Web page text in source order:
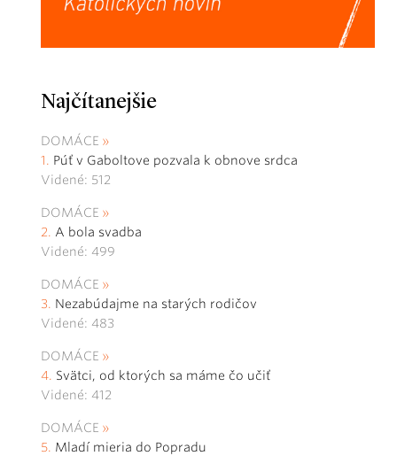
Najčítanejšie
DOMÁCE
Púť v Gaboltove pozvala k obnove srdca
Videné: 512
DOMÁCE
A bola svadba
Videné: 499
DOMÁCE
Nezabúdajme na starých rodičov
Videné: 483
DOMÁCE
Svätci, od ktorých sa máme čo učiť
Videné: 412
DOMÁCE
Mladí mieria do Popradu